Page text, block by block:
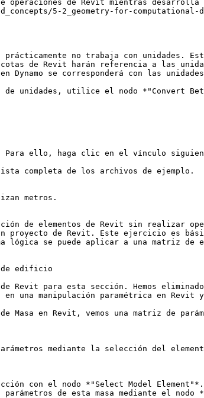
operaciones de Revit mientras
5-2_geometry-for-
no trabaja con unidades.
cotas de Revit harán referencia a las
en Dynamo se corresponderá con las
de unidades, utilice el nodo *"Convert
Para ello, haga clic en el vínculo
completa de los archivos de ejemplo.
metros.
de elementos de Revit sin realizar
proyecto de Revit. Este ejercicio es
lógica se puede aplicar a una matriz
de edificio
de Revit para esta sección. Hemos
una manipulación paramétrica en Revit y
en Revit, vemos una matriz de
mediante la selección del
con el nodo *"Select Model Element"*.
de esta masa mediante el